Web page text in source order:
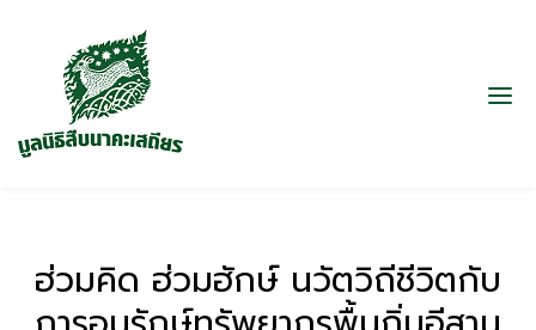
ฮ่วมคิด ฮ่วมฮักษ์ นวัตวิถีชีวิตกับ